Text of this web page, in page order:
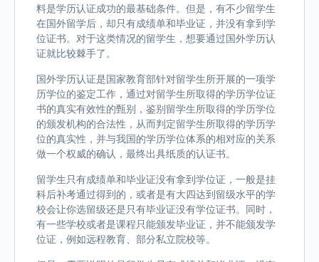
料是学历认证成功的最基础条件。但是，有不少留学生
在国外留学后，却只有成绩单和毕业证，并没有拿到学
位证书。对于这类情况的留学生，想要通过国外学历认
证就比较棘手了。
国外学历认证是国家教育部针对留学生所开展的一项学
历学位的鉴定工作，通过对留学生所取得的学历学位证
书的真实有效性的甄别，鉴别留学生所取得的学历学位
的颁发机构的合法性，从而判定留学生所取得的学历学
位的真实性，并与我国的学历学位体系的相对应的关系
做一个权威的确认，最终出具纸质的认证书。
留学生只有成绩单和毕业证没有拿到学位证，一般是挂
科后补考通过得到的，或者是有大四达到留级水平的学
校会让你选留级还是只有毕业证没有学位证书。同时，
有一些学校或者是课程只能颁发毕业证，并不能颁发学
位证，例如远程教育、部分私立院校等。